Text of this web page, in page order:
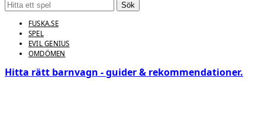
Sök
FUSKA.SE
SPEL
EVIL GENIUS
OMDÖMEN
Hitta rätt barnvagn - guider & rekommendationer.